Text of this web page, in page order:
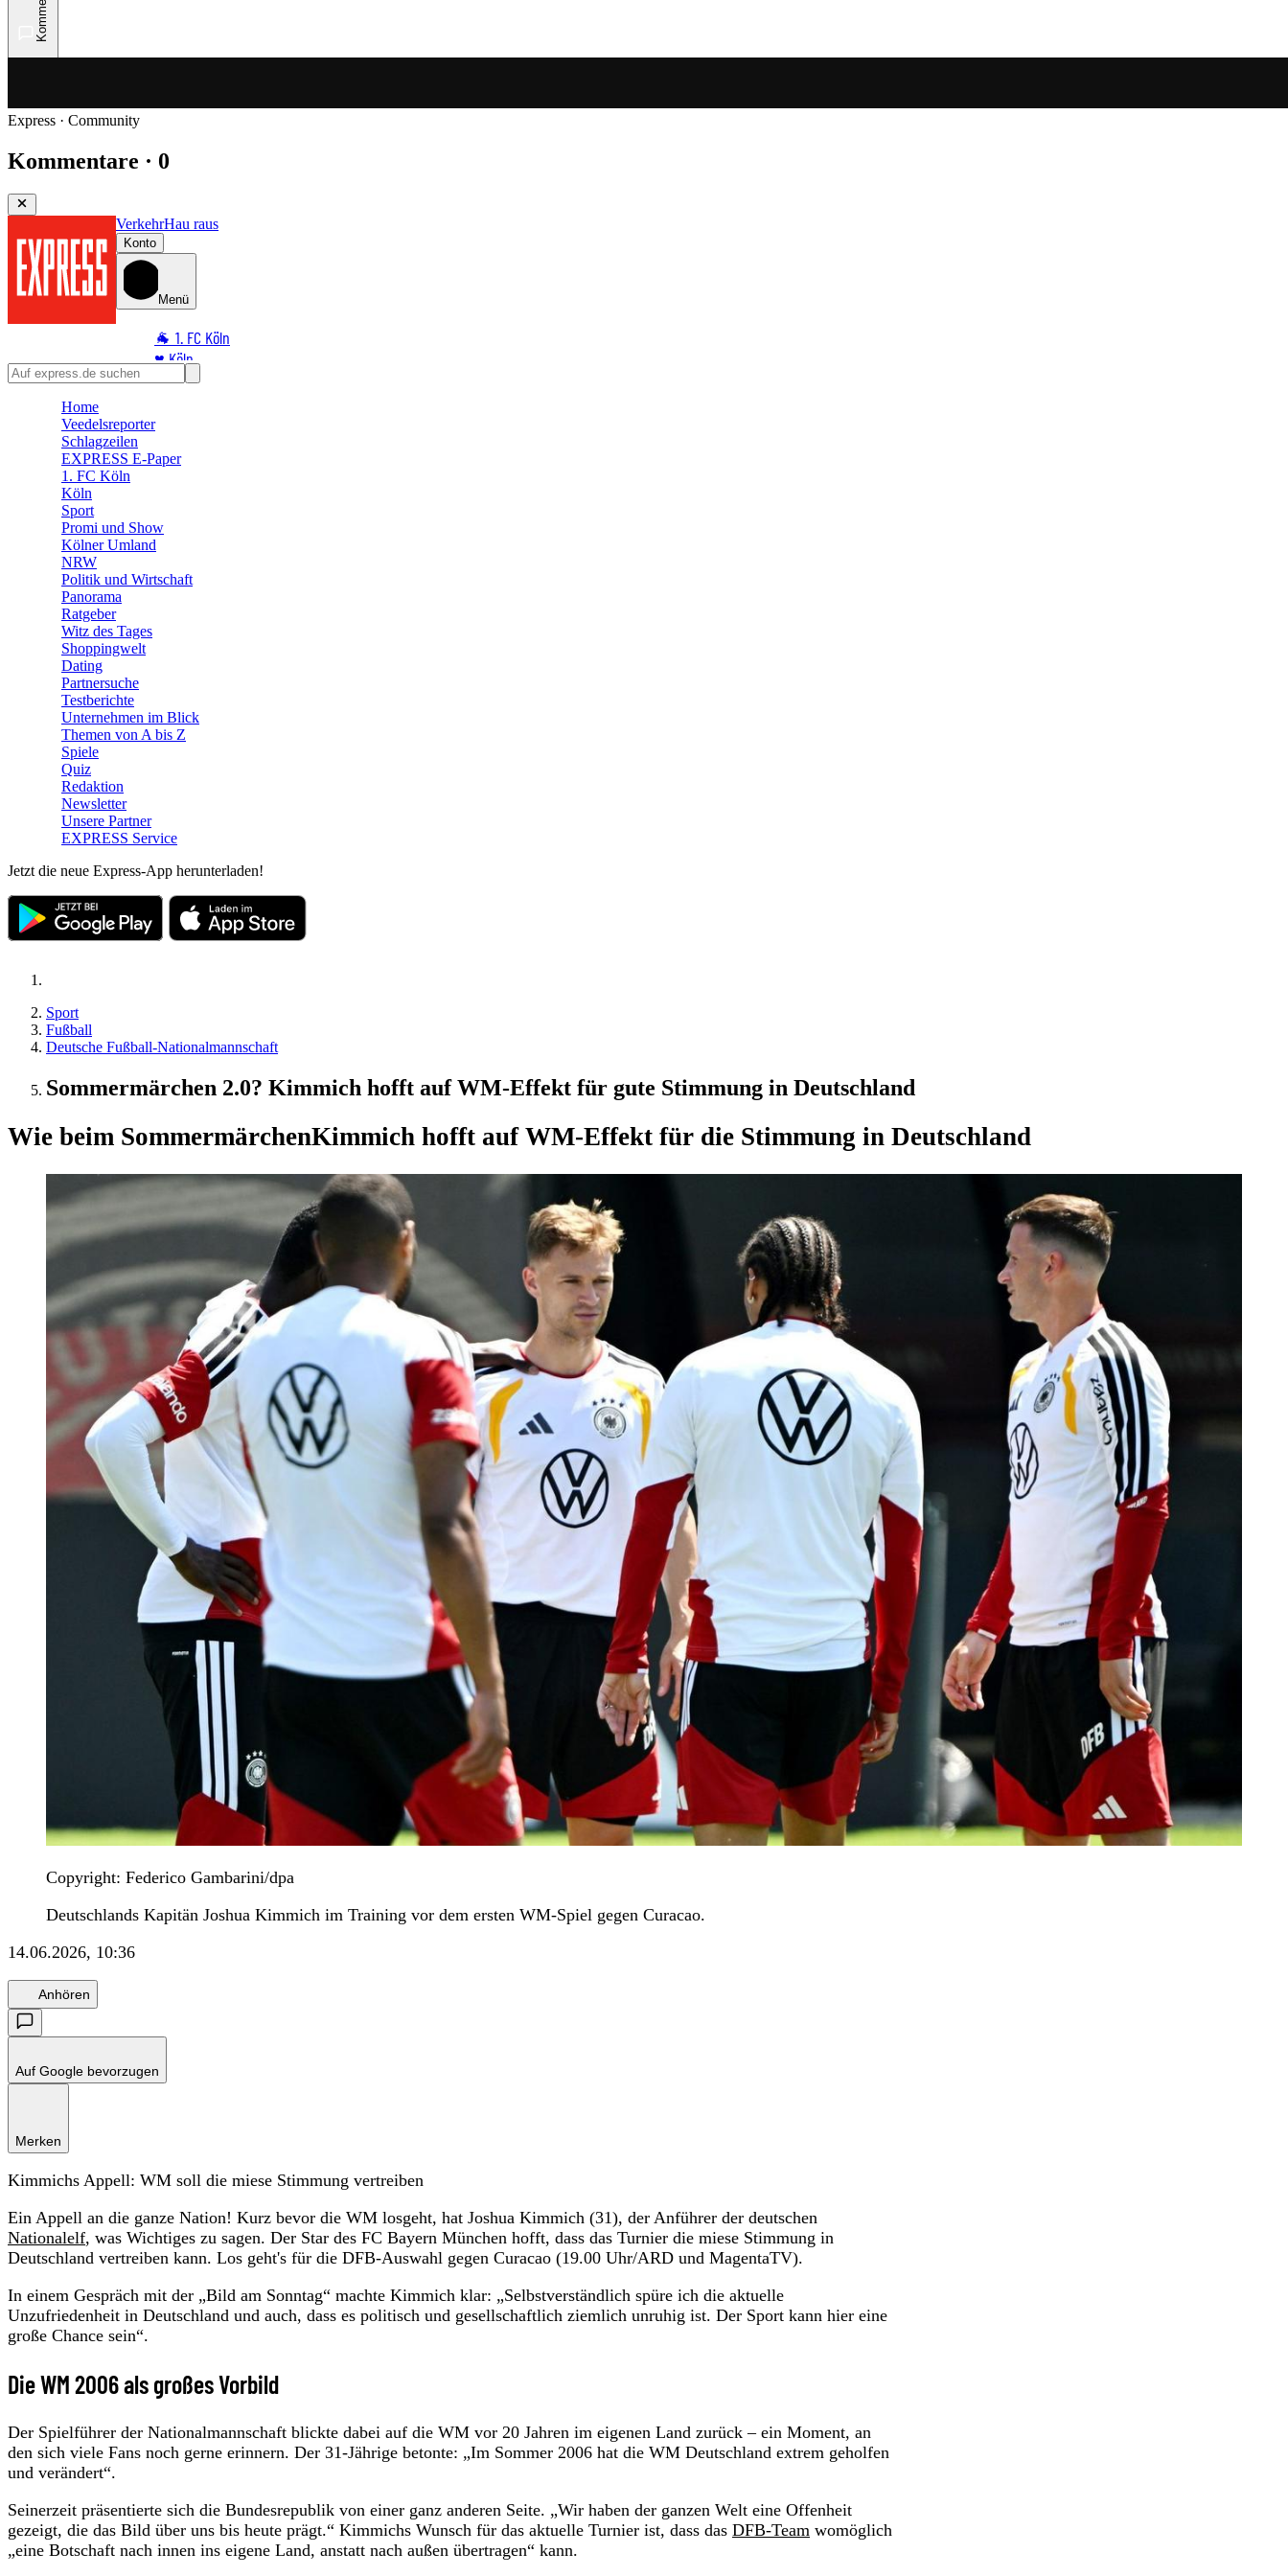
Express · Community
Kommentare · 0
VerkehrHau raus
Konto
Menü
🐐 1. FC Köln
♥️ Köln
⭐ Promi
🛒 Shoppingwelt
🧩 Spiele
Home
Veedelsreporter
Schlagzeilen
EXPRESS E-Paper
1. FC Köln
Köln
Sport
Promi und Show
Kölner Umland
NRW
Politik und Wirtschaft
Panorama
Ratgeber
Witz des Tages
Shoppingwelt
Dating
Partnersuche
Testberichte
Unternehmen im Blick
Themen von A bis Z
Spiele
Quiz
Redaktion
Newsletter
Unsere Partner
EXPRESS Service
Jetzt die neue Express-App herunterladen!
Sport
Fußball
Deutsche Fußball-Nationalmannschaft
Sommermärchen 2.0? Kimmich hofft auf WM-Effekt für gute Stimmung in Deutschland
Wie beim SommermärchenKimmich hofft auf WM-Effekt für die Stimmung in Deutschland
Copyright: Federico Gambarini/dpa
Deutschlands Kapitän Joshua Kimmich im Training vor dem ersten WM-Spiel gegen Curacao.
14.06.2026, 10:36
Anhören
Auf Google bevorzugen
Merken
Kimmichs Appell: WM soll die miese Stimmung vertreiben
Ein Appell an die ganze Nation! Kurz bevor die WM losgeht, hat Joshua Kimmich (31), der Anführer der deutschen
Nationalelf, was Wichtiges zu sagen. Der Star des FC Bayern München hofft, dass das Turnier die miese Stimmung in
Deutschland vertreiben kann. Los geht's für die DFB-Auswahl gegen Curacao (19.00 Uhr/ARD und MagentaTV).
In einem Gespräch mit der „Bild am Sonntag“ machte Kimmich klar: „Selbstverständlich spüre ich die aktuelle
Unzufriedenheit in Deutschland und auch, dass es politisch und gesellschaftlich ziemlich unruhig ist. Der Sport kann hier eine
große Chance sein“.
Die WM 2006 als großes Vorbild
Der Spielführer der Nationalmannschaft blickte dabei auf die WM vor 20 Jahren im eigenen Land zurück – ein Moment, an
den sich viele Fans noch gerne erinnern. Der 31-Jährige betonte: „Im Sommer 2006 hat die WM Deutschland extrem geholfen
und verändert“.
Seinerzeit präsentierte sich die Bundesrepublik von einer ganz anderen Seite. „Wir haben der ganzen Welt eine Offenheit
gezeigt, die das Bild über uns bis heute prägt.“ Kimmichs Wunsch für das aktuelle Turnier ist, dass das DFB-Team womöglich
„eine Botschaft nach innen ins eigene Land, anstatt nach außen übertragen“ kann.